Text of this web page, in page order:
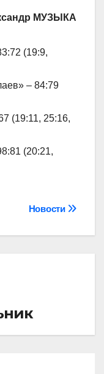
МУЗЫКА
(19:9,
– 84:79
(19:11, 25:16,
(20:21,
Новости